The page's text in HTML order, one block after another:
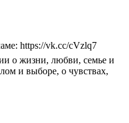
https://vk.cc/cVzlq7
о жизни, любви, семье и
и выборе, о чувствах,